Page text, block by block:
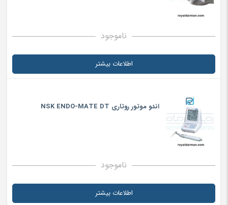
ناموجود
اطلاعات بیشتر
اندو موتور روتاری NSK ENDO-MATE DT
ناموجود
اطلاعات بیشتر